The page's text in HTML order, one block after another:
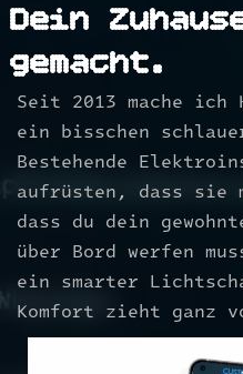
Dein
gemacht.
Seit 2013 mache ich
ein bisschen
Bestehende
aufrüsten, dass sie
dass du dein
über Bord werfen
ein smarter
Komfort zieht ganz